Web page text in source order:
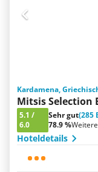
Kardamena,
Mitsis Selection
5.1 /
6.0
Sehr gut(285
78.9 %
Hoteldetails